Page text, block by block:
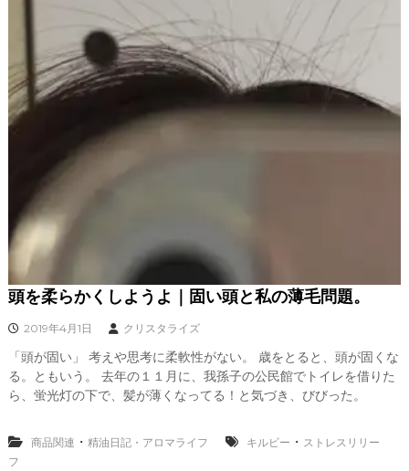
頭を柔らかくしようよ｜固い頭と私の薄毛問題。
2019年4月1日 クリスタライズ
「頭が固い」 考えや思考に柔軟性がない。 歳をとると、頭が固くな
る。ともいう。 去年の１１月に、我孫子の公民館でトイレを借りた
ら、蛍光灯の下で、髪が薄くなってる！と気づき、びびった。
商品関連 ・ 精油日記・アロマライフ キルビー ・ ストレスリリー
フ